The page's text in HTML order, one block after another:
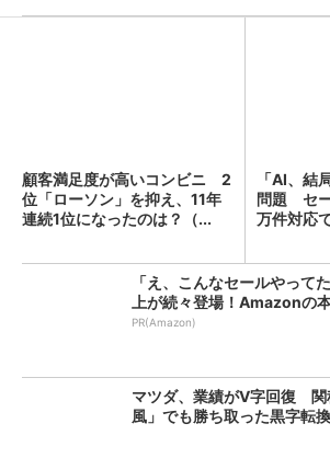
顧客満足度が高いコンビニ 2
位「ローソン」を抑え、11年
連続1位になったのは？（...
「AI、結
問題 セ
万件対応
「え、こんなセールやって
上が続々登場！Amazonの
PR(Amazon)
マツダ、業績がV字回復
風」でも勝ち取った黒字転